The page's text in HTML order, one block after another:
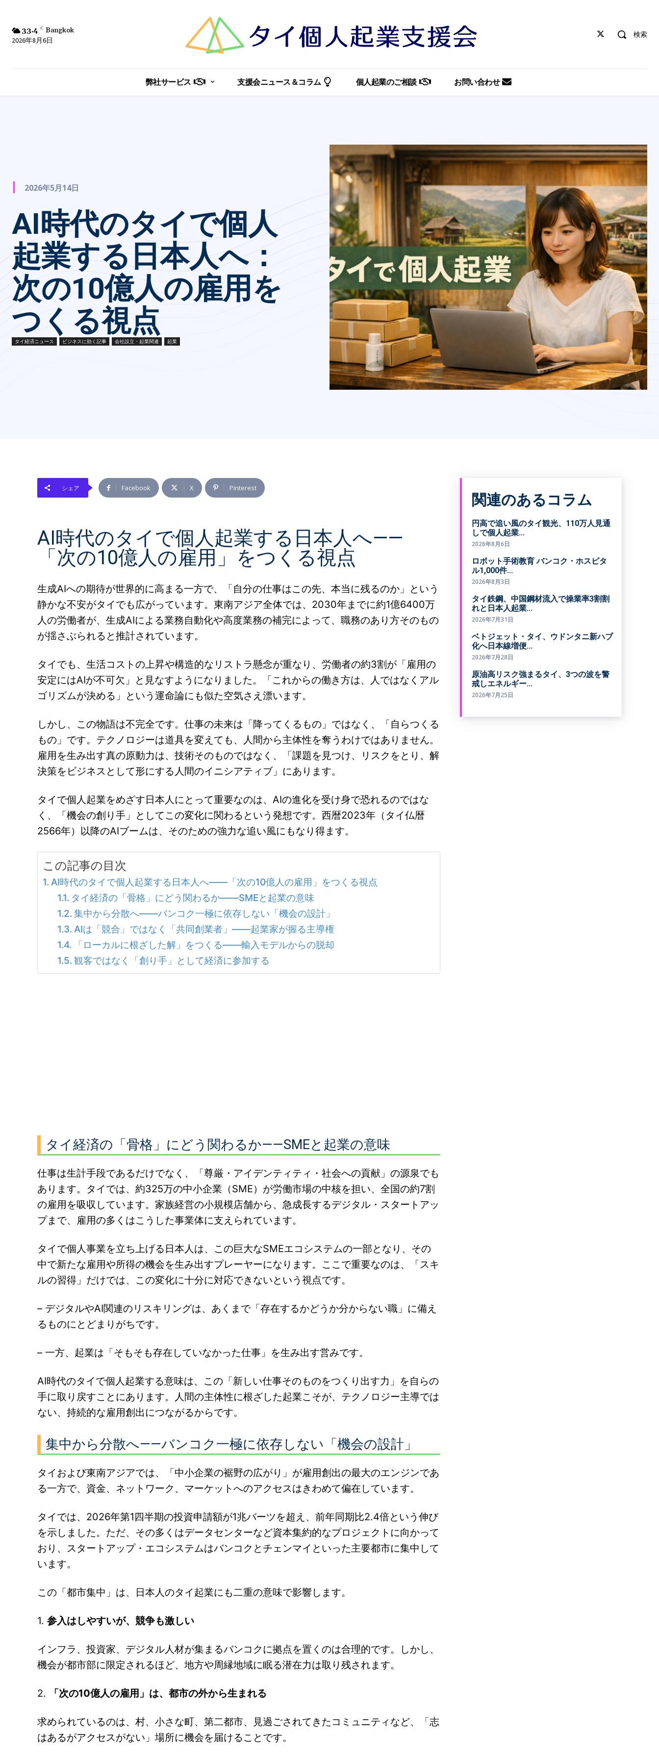
33.4 C Bangkok
2026年8月6日
検索
弊社サービス 支援会ニュース＆コラム 個人起業のご相談 お問い合わせ
2026年5月14日
AI時代のタイで個人
起業する日本人へ：
次の10億人の雇用を
つくる視点
タイ経済ニュース ビジネスに効く記事 会社設立・起業関連 起業
シェア Facebook X Pinterest
AI時代のタイで個人起業する日本人へ——
「次の10億人の雇用」をつくる視点
生成AIへの期待が世界的に高まる一方で、「自分の仕事はこの先、本当に残るのか」という
静かな不安がタイでも広がっています。東南アジア全体では、2030年までに約1億6400万
人の労働者が、生成AIによる業務自動化や高度業務の補完によって、職務のあり方そのもの
が揺さぶられると推計されています。
タイでも、生活コストの上昇や構造的なリストラ懸念が重なり、労働者の約3割が「雇用の
安定にはAIが不可欠」と見なすようになりました。「これからの働き方は、人ではなくアル
ゴリズムが決める」という運命論にも似た空気さえ漂います。
しかし、この物語は不完全です。仕事の未来は「降ってくるもの」ではなく、「自らつくる
もの」です。テクノロジーは道具を変えても、人間から主体性を奪うわけではありません。
雇用を生み出す真の原動力は、技術そのものではなく、「課題を見つけ、リスクをとり、解
決策をビジネスとして形にする人間のイニシアティブ」にあります。
タイで個人起業をめざす日本人にとって重要なのは、AIの進化を受け身で恐れるのではな
く、「機会の創り手」としてこの変化に関わるという発想です。西暦2023年（タイ仏暦
2566年）以降のAIブームは、そのための強力な追い風にもなり得ます。
この記事の目次
AI時代のタイで個人起業する日本人へ——「次の10億人の雇用」をつくる視点
タイ経済の「骨格」にどう関わるか——SMEと起業の意味
集中から分散へ——バンコク一極に依存しない「機会の設計」
AIは「競合」ではなく「共同創業者」——起業家が握る主導権
「ローカルに根ざした解」をつくる——輸入モデルからの脱却
観客ではなく「創り手」として経済に参加する
タイ経済の「骨格」にどう関わるか——SMEと起業の意味
仕事は生計手段であるだけでなく、「尊厳・アイデンティティ・社会への貢献」の源泉でも
あります。タイでは、約325万の中小企業（SME）が労働市場の中核を担い、全国の約7割
の雇用を吸収しています。家族経営の小規模店舗から、急成長するデジタル・スタートアッ
プまで、雇用の多くはこうした事業体に支えられています。
タイで個人事業を立ち上げる日本人は、この巨大なSMEエコシステムの一部となり、その
中で新たな雇用や所得の機会を生み出すプレーヤーになります。ここで重要なのは、「スキ
ルの習得」だけでは、この変化に十分に対応できないという視点です。
– デジタルやAI関連のリスキリングは、あくまで「存在するかどうか分からない職」に備え
るものにとどまりがちです。
– 一方、起業は「そもそも存在していなかった仕事」を生み出す営みです。
AI時代のタイで個人起業する意味は、この「新しい仕事そのものをつくり出す力」を自らの
手に取り戻すことにあります。人間の主体性に根ざした起業こそが、テクノロジー主導では
ない、持続的な雇用創出につながるからです。
集中から分散へ——バンコク一極に依存しない「機会の設計」
タイおよび東南アジアでは、「中小企業の裾野の広がり」が雇用創出の最大のエンジンであ
る一方で、資金、ネットワーク、マーケットへのアクセスはきわめて偏在しています。
タイでは、2026年第1四半期の投資申請額が1兆バーツを超え、前年同期比2.4倍という伸び
を示しました。ただ、その多くはデータセンターなど資本集約的なプロジェクトに向かって
おり、スタートアップ・エコシステムはバンコクとチェンマイといった主要都市に集中して
います。
この「都市集中」は、日本人のタイ起業にも二重の意味で影響します。
1. 参入はしやすいが、競争も激しい
インフラ、投資家、デジタル人材が集まるバンコクに拠点を置くのは合理的です。しかし、
機会が都市部に限定されるほど、地方や周縁地域に眠る潜在力は取り残されます。
2. 「次の10億人の雇用」は、都市の外から生まれる
求められているのは、村、小さな町、第二都市、見過ごされてきたコミュニティなど、「志
はあるがアクセスがない」場所に機会を届けることです。
関連のあるコラム
円高で追い風のタイ観光、110万人見通
しで個人起業...
2026年8月6日
ロボット手術教育 バンコク・ホスピタ
ル1,000件...
2026年8月3日
タイ鉄鋼、中国鋼材流入で操業率3割割
れと日本人起業...
2026年7月31日
ベトジェット・タイ、ウドンタニ新ハブ
化へ日本線増便...
2026年7月28日
原油高リスク強まるタイ、3つの波を警
戒しエネルギー...
2026年7月25日